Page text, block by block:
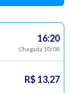
16:20
Chegada 10/08
R$ 13,27